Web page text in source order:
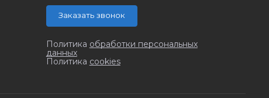
Заказать звонок
Политика обработки персональных
данных
Политика cookies